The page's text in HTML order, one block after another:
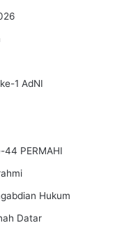
1 AdNI
44 PERMAHI
Hukum
Datar